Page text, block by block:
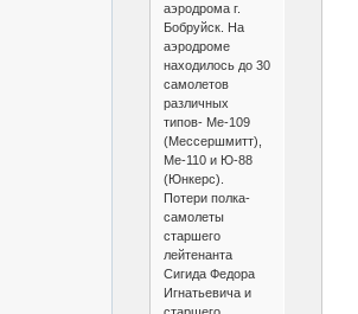
аэродрома г.
Бобруйск. На
аэродроме
находилось до 30
самолетов
различных
типов- Ме-109
(Мессершмитт),
Ме-110 и Ю-88
(Юнкерс).
Потери полка-
самолеты
старшего
лейтенанта
Сигида Федора
Игнатьевича и